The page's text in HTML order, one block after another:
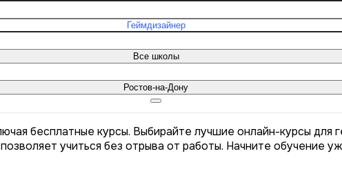
Геймдизайнер
Все школы
Ростов-на-Дону
бесплатные курсы. Выбирайте лучшие онлайн-курсы для
учиться без отрыва от работы. Начните обучение